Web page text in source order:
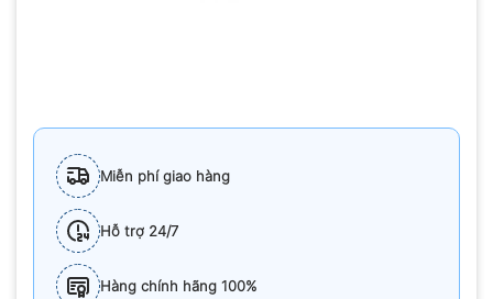
Miễn phí giao hàng
Hỗ trợ 24/7
Hàng chính hãng 100%